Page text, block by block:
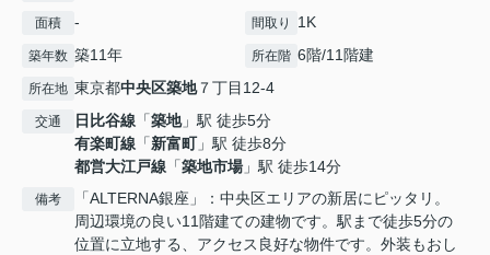
面積 - 間取り 1K
築年数 築11年 所在階 6階/11階建
所在地 東京都中央区築地７丁目12-4
交通 日比谷線 「築地」駅 徒歩5分
有楽町線 「新富町」駅 徒歩8分
都営大江戸線 「築地市場」駅 徒歩14分
備考
「ALTERNA銀座」：中央区エリアの新居にピッタリ。
周辺環境の良い11階建ての建物です。駅まで徒歩5分の
位置に立地する、アクセス良好な物件です。外装もおし